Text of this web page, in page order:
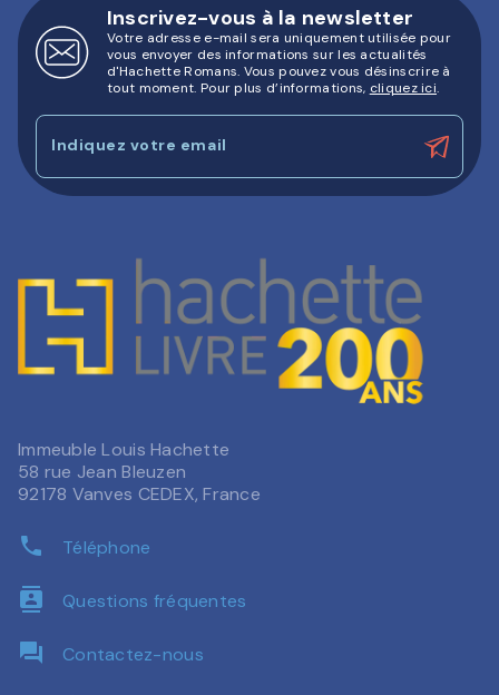
Inscrivez-vous à la newsletter
Votre adresse e-mail sera uniquement utilisée pour
vous envoyer des informations sur les actualités
d'Hachette Romans. Vous pouvez vous désinscrire à
tout moment. Pour plus d’informations, cliquez ici.
Indiquez votre email
Immeuble Louis Hachette
58 rue Jean Bleuzen
92178 Vanves CEDEX, France
phone Téléphone
contacts Questions fréquentes
question_answer Contactez-nous